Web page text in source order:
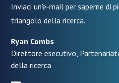
Inviaci un'e-mail per saperne di
triangolo della ricerca.
Ryan Combs
Direttore esecutivo,
della ricerca